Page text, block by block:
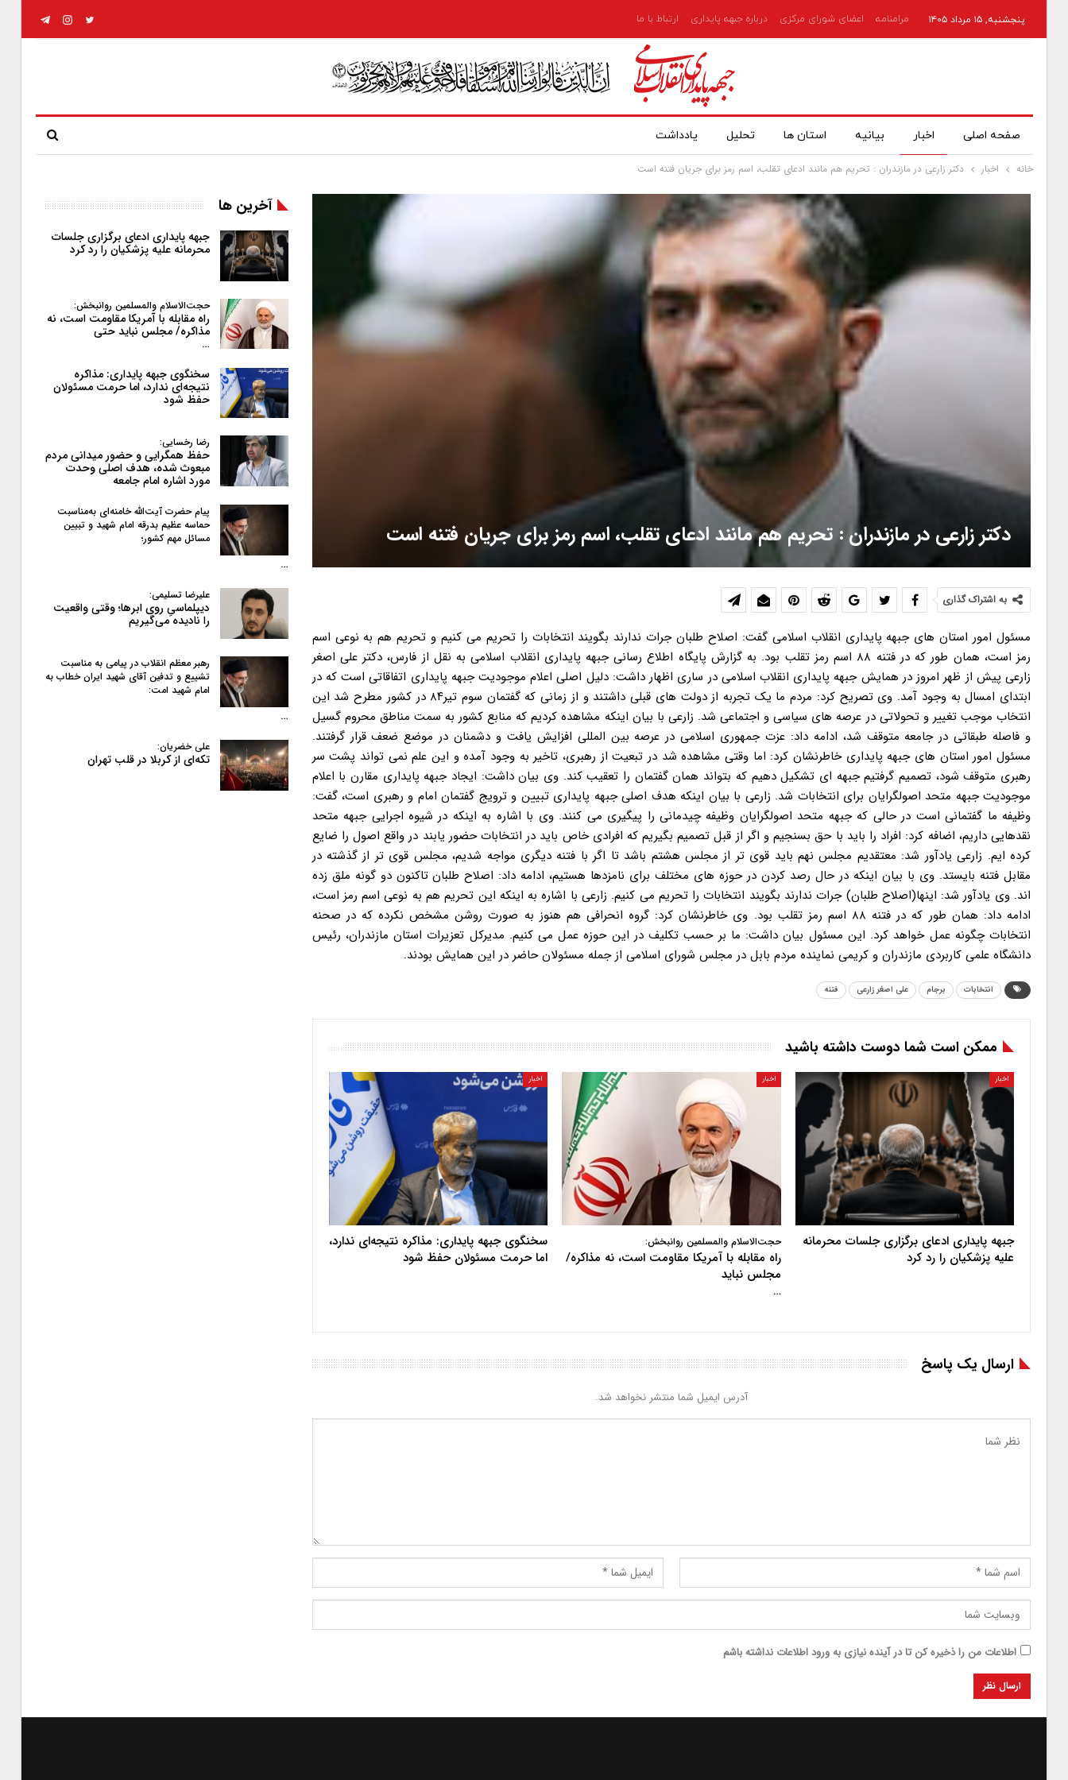
پنجشنبه, ۱۵ مرداد ۱۴۰۵ مرامنامه اعضای شورای مرکزی درباره جبهه پایداری ارتباط با ما
صفحه اصلی اخبار بیانیه استان ها تحلیل یادداشت
خانه اخبار دکتر زارعی در مازندران : تحریم هم مانند ادعای تقلب، اسم رمز برای جریان فتنه است
دکتر زارعی در مازندران : تحریم هم مانند ادعای تقلب، اسم رمز برای جریان فتنه است
به اشتراک گذاری
مسئول امور استان های جبهه پایداری انقلاب اسلامی گفت: اصلاح طلبان جرات ندارند بگویند انتخابات را تحریم می کنیم و تحریم هم به نوعی اسم
رمز است، همان طور که در فتنه ۸۸ اسم رمز تقلب بود. به گزارش پایگاه اطلاع رسانی جبهه پایداری انقلاب اسلامی به نقل از فارس، دکتر علی اصغر
زارعی پیش از ظهر امروز در همایش جبهه پایداری انقلاب اسلامی در ساری اظهار داشت: دلیل اصلی اعلام موجودیت جبهه پایداری اتفاقاتی است که در
ابتدای امسال به وجود آمد. وی تصریح کرد: مردم ما یک تجربه از دولت های قبلی داشتند و از زمانی که گفتمان سوم تیر۸۴ در کشور مطرح شد این
انتخاب موجب تغییر و تحولاتی در عرصه های سیاسی و اجتماعی شد. زارعی با بیان اینکه مشاهده کردیم که منابع کشور به سمت مناطق محروم گسیل
و فاصله طبقاتی در جامعه متوقف شد، ادامه داد: عزت جمهوری اسلامی در عرصه بین المللی افزایش یافت و دشمنان در موضع ضعف قرار گرفتند.
مسئول امور استان های جبهه پایداری خاطرنشان کرد: اما وقتی مشاهده شد در تبعیت از رهبری، تاخیر به وجود آمده و این علم نمی تواند پشت سر
رهبری متوقف شود، تصمیم گرفتیم جبهه ای تشکیل دهیم که بتواند همان گفتمان را تعقیب کند. وی بیان داشت: ایجاد جبهه پایداری مقارن با اعلام
موجودیت جبهه متحد اصولگرایان برای انتخابات شد. زارعی با بیان اینکه هدف اصلی جبهه پایداری تبیین و ترویج گفتمان امام و رهبری است، گفت:
وظیفه ما گفتمانی است در حالی که جبهه متحد اصولگرایان وظیفه چیدمانی را پیگیری می کنند. وی با اشاره به اینکه در شیوه اجرایی جبهه متحد
نقدهایی داریم، اضافه کرد: افراد را باید با حق بسنجیم و اگر از قبل تصمیم بگیریم که افرادی خاص باید در انتخابات حضور یابند در واقع اصول را ضایع
کرده ایم. زارعی یادآور شد: معتقدیم مجلس نهم باید قوی تر از مجلس هشتم باشد تا اگر با فتنه دیگری مواجه شدیم، مجلس قوی تر از گذشته در
مقابل فتنه بایستد. وی با بیان اینکه در حال رصد کردن در حوزه های مختلف برای نامزدها هستیم، ادامه داد: اصلاح طلبان تاکنون دو گونه ملق زده
اند. وی یادآور شد: اینها(اصلاح طلبان) جرات ندارند بگویند انتخابات را تحریم می کنیم. زارعی با اشاره به اینکه این تحریم هم به نوعی اسم رمز است،
ادامه داد: همان طور که در فتنه ۸۸ اسم رمز تقلب بود. وی خاطرنشان کرد: گروه انحرافی هم هنوز به صورت روشن مشخص نکرده که در صحنه
انتخابات چگونه عمل خواهد کرد. این مسئول بیان داشت: ما بر حسب تکلیف در این حوزه عمل می کنیم. مدیرکل تعزیرات استان مازندران، رئیس
دانشگاه علمی کاربردی مازندران و کریمی نماینده مردم بابل در مجلس شورای اسلامی از جمله مسئولان حاضر در این همایش بودند.
انتخابات برجام علی اصغر زارعی فتنه
ممکن است شما دوست داشته باشید
اخبار
جبهه پایداری ادعای برگزاری جلسات محرمانه
علیه پزشکیان را رد کرد
اخبار
حجت‌الاسلام والمسلمین روانبخش:
راه مقابله با آمریکا مقاومت است، نه مذاکره/
مجلس نباید
…
اخبار
سخنگوی جبهه پایداری: مذاکره نتیجه‌ای ندارد،
اما حرمت مسئولان حفظ شود
ارسال یک پاسخ
آدرس ایمیل شما منتشر نخواهد شد.
اطلاعات من را ذخیره کن تا در آینده نیازی به ورود اطلاعات نداشته باشم
آخرین ها
جبهه پایداری ادعای برگزاری جلسات
محرمانه علیه پزشکیان را رد کرد
حجت‌الاسلام والمسلمین روانبخش:
راه مقابله با آمریکا مقاومت است، نه
مذاکره/ مجلس نباید حتی
…
سخنگوی جبهه پایداری: مذاکره
نتیجه‌ای ندارد، اما حرمت مسئولان
حفظ شود
رضا رخسایی:
حفظ همگرایی و حضور میدانی مردم
مبعوث شده، هدف اصلی وحدت
مورد اشاره امام جامعه
پیام حضرت آیت‌الله خامنه‌ای به‌مناسبت
حماسه عظیم بدرقه امام شهید و تبیین
مسائل مهم کشور؛
…
علیرضا تسلیمی:
دیپلماسیِ روی ابرها؛ وقتی واقعیت
را نادیده می‌گیریم
رهبر معظم انقلاب در پیامی به‌ مناسبت
تشییع و تدفین آقای شهید ایران خطاب به
امام شهید امت:
…
علی خضریان:
تکه‌ای از کربلا در قلب تهران